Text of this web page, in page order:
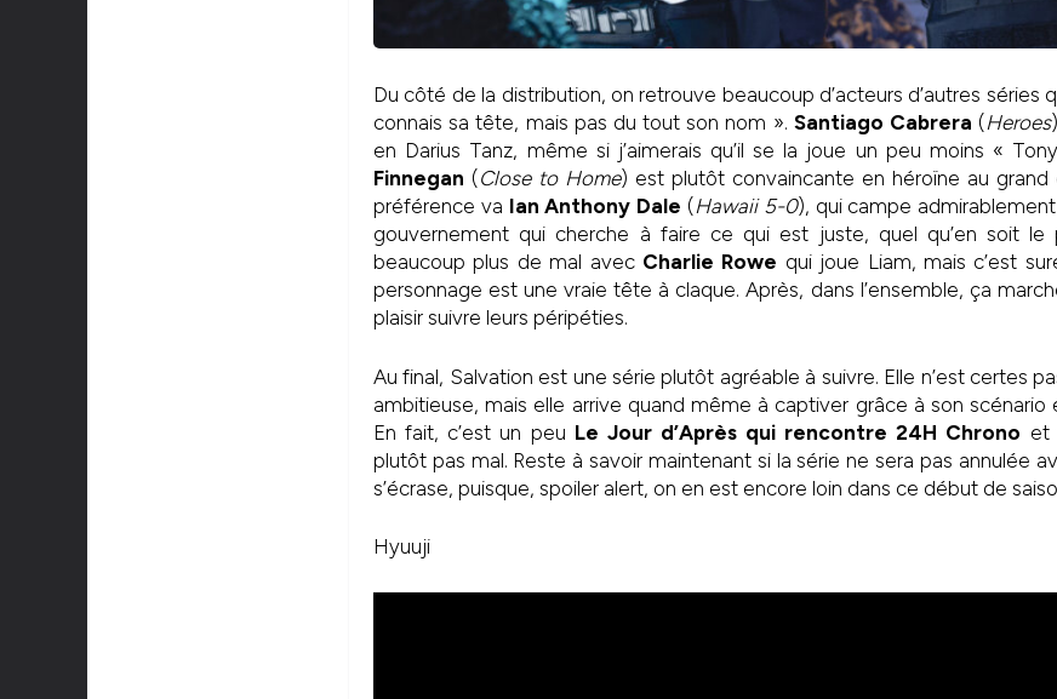
Du côté de la distribution, on retrouve beaucoup d’acteurs d’autres séries
connais sa tête, mais pas du tout son nom ». Santiago Cabrera (Heroes
en Darius Tanz, même si j’aimerais qu’il se la joue un peu moins «
Finnegan ( Close to Home) est plutôt convaincante en héroïne au
préférence va Ian Anthony Dale (Hawaii 5-0), qui campe
gouvernement qui cherche à faire ce qui est juste, quel qu’en soit le
beaucoup plus de mal avec Charlie Rowe qui joue Liam, mais c’est
personnage est une vraie tête à claque. Après, dans l’ensemble, ça
plaisir suivre leurs péripéties.
Au final, Salvation est une série plutôt agréable à suivre. Elle n’est certes
ambitieuse, mais elle arrive quand même à captiver grâce à son scénario
En fait, c’est un peu Le Jour d’Après qui rencontre 24H Chrono et
plutôt pas mal. Reste à savoir maintenant si la série ne sera pas annulée
s’écrase, puisque, spoiler alert, on en est encore loin dans ce début de
Hyuuji